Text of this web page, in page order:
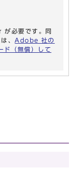
必要です。同
、 Adobe 社の
（無償）して